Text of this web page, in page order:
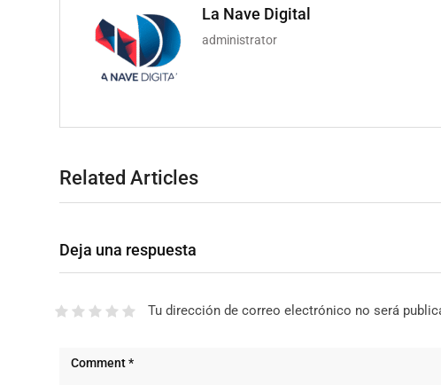
La Nave Digital
administrator
Related Articles
Deja una respuesta
Tu dirección de correo electrónico no será